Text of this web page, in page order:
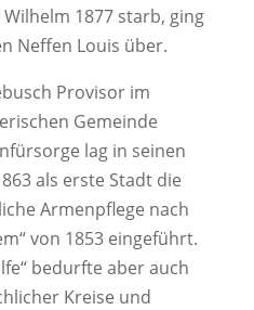
1877 starb, ging
Neffen Louis über.
Provisor im
Gemeinde
lag in seinen
als erste Stadt die
Armenpflege nach
von 1853 eingeführt.
bedurfte aber auch
Kreise und